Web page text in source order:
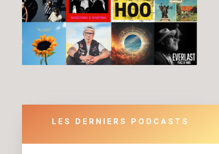
LES DERNIERS PODCASTS